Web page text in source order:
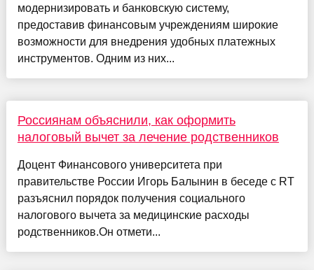
модернизировать и банковскую систему,
предоставив финансовым учреждениям широкие
возможности для внедрения удобных платежных
инструментов. Одним из них...
Россиянам объяснили, как оформить
налоговый вычет за лечение родственников
Доцент Финансового университета при
правительстве России Игорь Балынин в беседе с RT
разъяснил порядок получения социального
налогового вычета за медицинские расходы
родственников.Он отмети...